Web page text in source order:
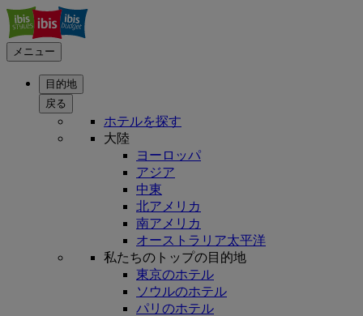
メニュー
目的地
戻る
ホテルを探す
大陸
ヨーロッパ
アジア
中東
北アメリカ
南アメリカ
オーストラリア太平洋
私たちのトップの目的地
東京のホテル
ソウルのホテル
パリのホテル